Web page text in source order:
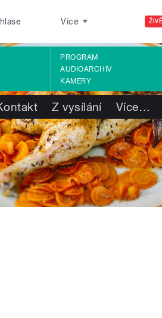
ŽIVĚ
Více
PROGRAM
AUDIOARCHIV
KAMERY
Z vysílání Více…